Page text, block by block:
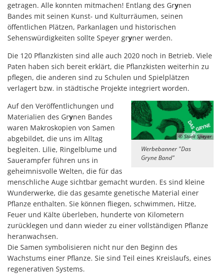
getragen. Alle konnten mitmachen! Entlang des Grynen
Bandes mit seinen Kunst- und Kulturräumen, seinen
öffentlichen Plätzen, Parkanlagen und historischen
Sehenswürdigkeiten sollte Speyer gryner werden.
Die 120 Pflanzkisten sind alle auch 2020 noch in Betrieb. Viele
Paten haben sich bereit erklärt, die Pflanzkisten weiterhin zu
pflegen, die anderen sind zu Schulen und Spielplätzen
verlagert bzw. in städtische Projekte integriert worden.
© Stadt Speyer
Werbebanner "Das
Gryne Band"
Auf den Veröffentlichungen und
Materialien des Grynen Bandes
waren Makroskopien von Samen
abgebildet, die uns im Alltag
begleiten. Lilie, Ringelblume und
Sauerampfer führen uns in
geheimnisvolle Welten, die für das
menschliche Auge sichtbar gemacht wurden. Es sind kleine
Wunderwerke, die das gesamte genetische Material einer
Pflanze enthalten. Sie können fliegen, schwimmen, Hitze,
Feuer und Kälte überleben, hunderte von Kilometern
zurücklegen und dann wieder zu einer vollständigen Pflanze
heranwachsen.
Die Samen symbolisieren nicht nur den Beginn des
Wachstums einer Pflanze. Sie sind Teil eines Kreislaufs, eines
regenerativen Systems.